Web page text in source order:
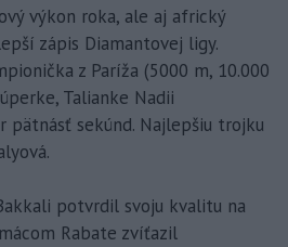
výkon roka, ale aj africký
zápis Diamantovej ligy.
z Paríža (5000 m, 10.000
Talianke Nadii
sekúnd. Najlepšiu trojku
potvrdil svoju kvalitu na
Rabate zvíťazil